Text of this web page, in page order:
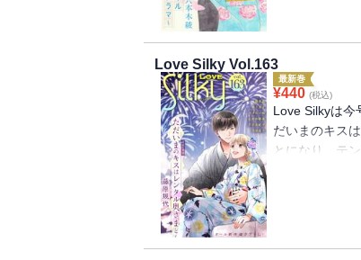
くキスをして
ャクした空気
るのかも・・
江ノ島イケメ
年記念の料理
君と結婚願望
厄介）な彼氏
Love Silky Vol.163
最新巻
¥440 (税込)
Love Silkyは
だいまのキス
とになり、テ
は、社長にロ
ぶを指名!?「